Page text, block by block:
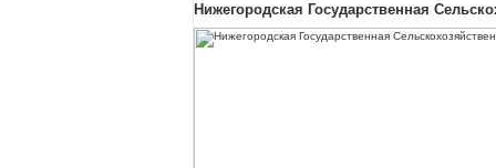
Нижегородская Государственная